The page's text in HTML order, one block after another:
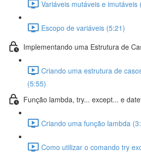
Variáveis mutáveis e imutáveis
Escopo de variáveis (5:21)
Implementando uma Estrutura de
Criando uma estrutura de
(5:55)
Função lambda, try... except... e
Criando uma função lambda
Como utilizar o comando try